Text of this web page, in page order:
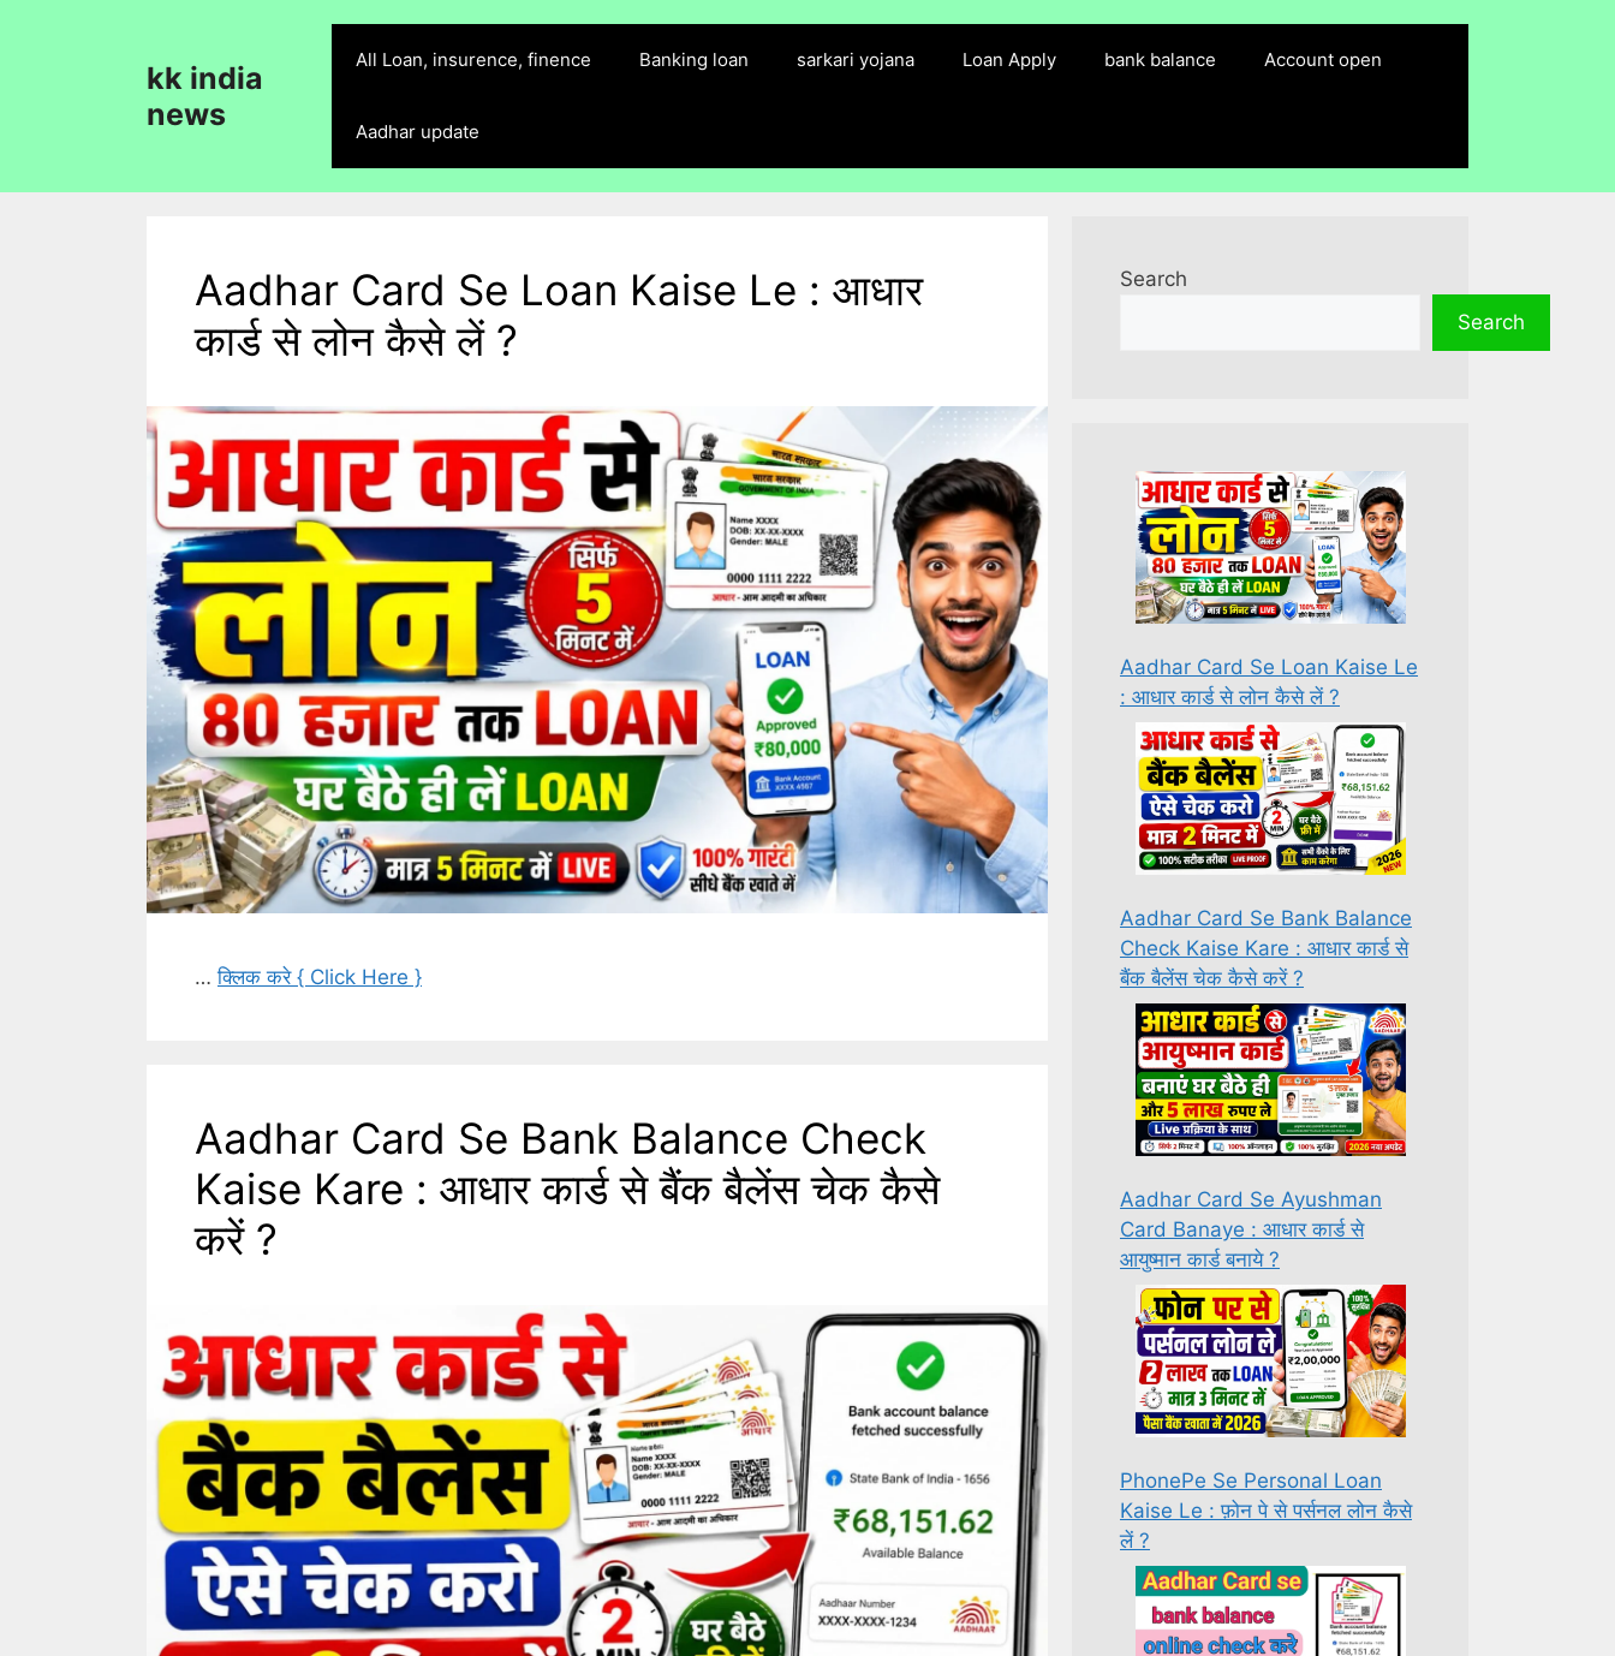
kk india
news
All Loan, insurence, finence Banking loan sarkari yojana Loan Apply bank balance Account open
Aadhar update
Aadhar Card Se Loan Kaise Le : आधार
कार्ड से लोन कैसे लें ?
…क्लिक करे { Click Here }
Aadhar Card Se Bank Balance Check
Kaise Kare : आधार कार्ड से बैंक बैलेंस चेक कैसे
करें ?
Search
Search
Aadhar Card Se Loan Kaise Le
: आधार कार्ड से लोन कैसे लें ?
Aadhar Card Se Bank Balance
Check Kaise Kare : आधार कार्ड से
बैंक बैलेंस चेक कैसे करें ?
Aadhar Card Se Ayushman
Card Banaye : आधार कार्ड से
आयुष्मान कार्ड बनाये ?
PhonePe Se Personal Loan
Kaise Le : फ़ोन पे से पर्सनल लोन कैसे
लें ?